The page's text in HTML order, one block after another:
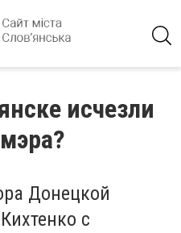
исчезли
Донецкой
с